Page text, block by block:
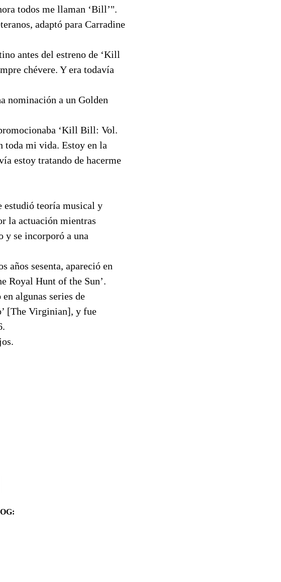
todos me llaman ‘Bill’".
adaptó para Carradine
antes del estreno de ‘Kill
chévere. Y era todavía
nominación a un Golden
‘Kill Bill: Vol.
toda mi vida. Estoy en la
estoy tratando de hacerme
estudió teoría musical y
la actuación mientras
y se incorporó a una
años sesenta, apareció en
Royal Hunt of the Sun’.
algunas series de
[The Virginian], y fue